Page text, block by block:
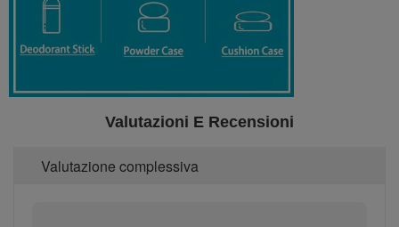
Valutazioni E Recensioni
Valutazione complessiva